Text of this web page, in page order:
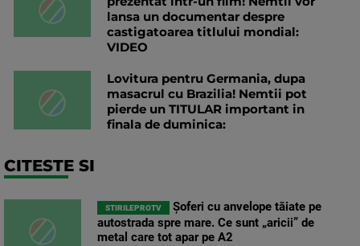
lansa un documentar despre
castigatoarea titlului mondial:
VIDEO
Lovitura pentru Germania, dupa
masacrul cu Brazilia! Nemtii pot
pierde un TITULAR important in
finala de duminica:
CITESTE SI
STIRILEPROTV
Șoferi cu anvelope tăiate pe
autostrada spre mare. Ce sunt „aricii” de
metal care tot apar pe A2